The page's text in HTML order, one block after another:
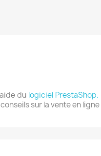
du logiciel PrestaShop.
sur la vente en